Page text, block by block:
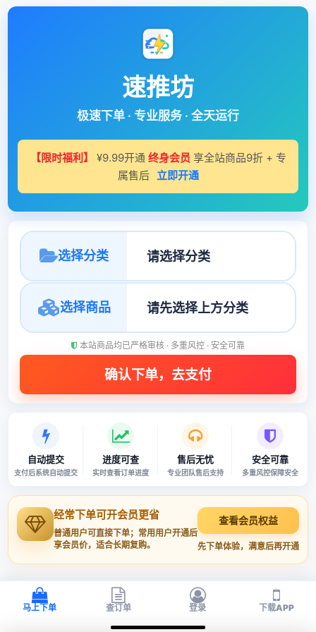
速推坊
极速下单 · 专业服务 · 全天运行
【限时福利】 ¥9.99开通 终身会员 享全站商品9折 + 专
属售后 立即开通
选择分类
选择商品
本站商品均已严格审核 · 多重风控 · 安全可靠
自动提交
支付后系统自动提交
进度可查
实时查看订单进度
售后无忧
专业团队售后支持
安全可靠
多重风控保障安全
经常下单可开会员更省
普通用户可直接下单；常用用户开通后
享会员价，适合长期复购。
查看会员权益
先下单体验，满意后再开通
马上下单 查订单 登录 下载APP